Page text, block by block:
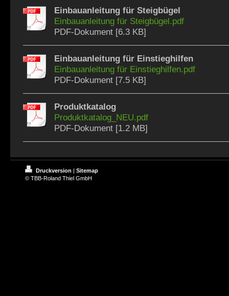
Einbauanleitung für Steigbügel
Einbauanleitung für Steigbügel.pdf
PDF-Dokument [6.3 KB]
Einbauanleitung für Einstieghilfen
Einbauanleitung für Einstieghilfen.pdf
PDF-Dokument [7.5 KB]
Produktkatalog
Produktkatalog_NEU.pdf
PDF-Dokument [1.2 MB]
Druckversion | Sitemap
© TBB-Roland Thiel GmbH